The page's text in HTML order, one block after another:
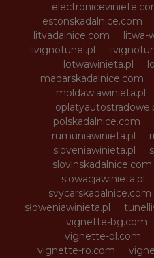
estonskadalnice.com
litvadalnice.com
litwa-
livignotunel.pl
lotwawinieta.pl
madarskadalnice.com
moldawiawinieta.pl
polskadalnice.com
rumuniawinieta.pl
sloveniawinieta.pl
slovinskadalnice.com
slowacjawinieta.pl
svycarskadalnice.com
słoweniawinieta.pl
vignette-bg.com
vignette-pl.com
vignette-ro.com